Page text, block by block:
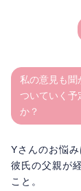
私の意見も聞
ついていく予
か？
Yさんのお悩み
彼氏の父親が
こと。